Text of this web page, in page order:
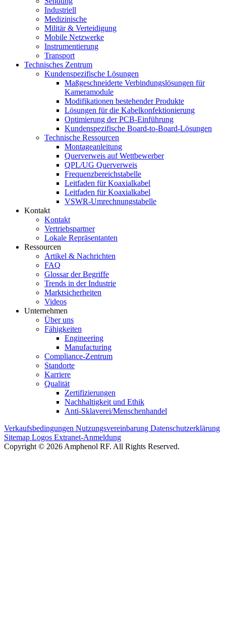
Industriell
Medizinische
Militär & Verteidigung
Mobile Netzwerke
Instrumentierung
Transport
Technisches Zentrum
Kundenspezifische Lösungen
Maßgeschneiderte Verbindungslösungen für
Kameramodule
Modifikationen bestehender Produkte
Lösungen für die Kabelkonfektionierung
Optimierung der PCB-Einführung
Kundenspezifische Board-to-Board-Lösungen
Technische Ressourcen
Montageanleitung
Querverweis auf Wettbewerber
QPL/UG Querverweis
Frequenzbereichstabelle
Leitfaden für Koaxialkabel
Leitfaden für Koaxialkabel
VSWR-Umrechnungstabelle
Kontakt
Kontakt
Vertriebspartner
Lokale Repräsentanten
Ressourcen
Artikel & Nachrichten
FAQ
Glossar der Begriffe
Trends in der Industrie
Marktsicherheiten
Videos
Unternehmen
Über uns
Fähigkeiten
Engineering
Manufacturing
Compliance-Zentrum
Standorte
Karriere
Qualität
Zertifizierungen
Nachhaltigkeit und Ethik
Anti-Sklaverei/Menschenhandel
Verkaufsbedingungen Nutzungsvereinbarung Datenschutzerklärung
Sitemap Logos Extranet-Anmeldung
Copyright © 2026 Amphenol RF. All Rights Reserved.